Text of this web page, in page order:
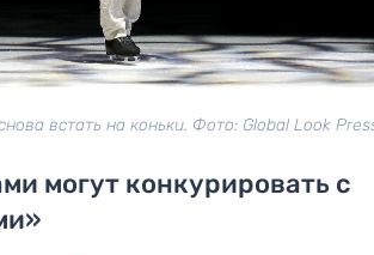
встать на коньки. Фото: Global Look
могут конкурировать с